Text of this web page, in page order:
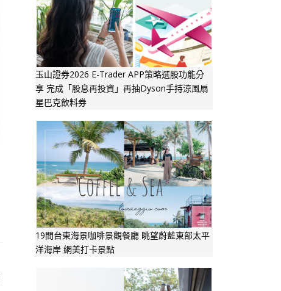
玉山證券2026 E-Trader APP策略選股功能分
享 完成「股息再投資」再抽Dyson手持涼風扇
星巴克飲料券
19間台東海景咖啡景觀餐廳 眺望蔚藍東部太平
洋海岸 網美打卡景點